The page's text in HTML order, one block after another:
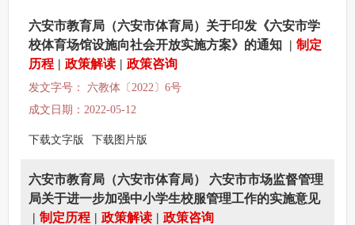
六安市教育局（六安市体育局）关于印发《六安市学
校体育场馆设施向社会开放实施方案》的通知 | 制定
历程 | 政策解读 | 政策咨询
发文字号： 六教体〔2022〕6号
成文日期：2022-05-12
下载文字版 下载图片版
六安市教育局（六安市体育局） 六安市市场监督管理
局关于进一步加强中小学生校服管理工作的实施意见
| 制定历程 | 政策解读 | 政策咨询